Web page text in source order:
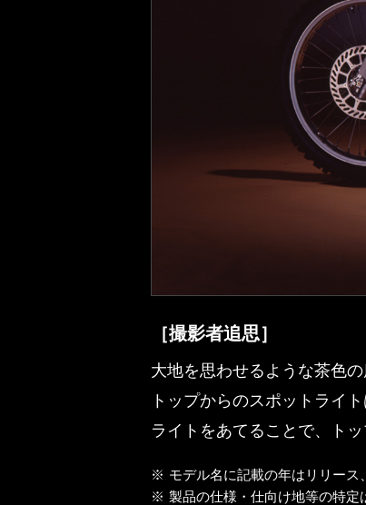
［撮影者追思］
大地を思わせるような茶色
トップからのスポットライ
ライトをあてることで、ト
※ モデル名に記載の年はリリー
※ 製品の仕様・仕向け地等の特定